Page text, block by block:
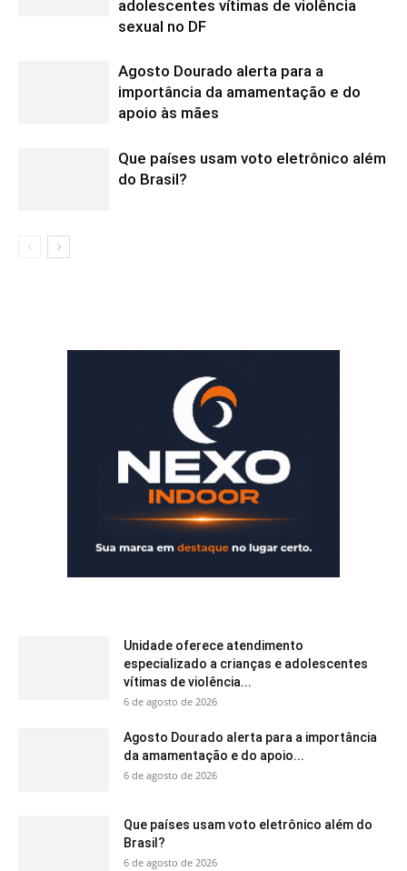
adolescentes vítimas de violência
sexual no DF
Agosto Dourado alerta para a
importância da amamentação e do
apoio às mães
Que países usam voto eletrônico além
do Brasil?
Unidade oferece atendimento
especializado a crianças e adolescentes
vítimas de violência...
6 de agosto de 2026
Agosto Dourado alerta para a importância
da amamentação e do apoio...
6 de agosto de 2026
Que países usam voto eletrônico além do
Brasil?
6 de agosto de 2026